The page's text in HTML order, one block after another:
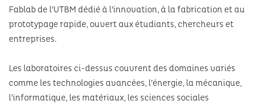
Fablab de l’UTBM dédié à l’innovation, à la fabrication et au
prototypage rapide, ouvert aux étudiants, chercheurs et
entreprises.
Les laboratoires ci-dessus couvrent des domaines variés
comme les technologies avancées, l’énergie, la mécanique,
l’informatique, les matériaux, les sciences sociales